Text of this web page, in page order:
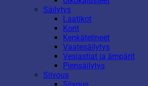
Säilytys
Laatikot
Korit
Kenkätelineet
Vaatesäilytys
Vesiastiat ja ämpärit
Piensäilytys
Siivous